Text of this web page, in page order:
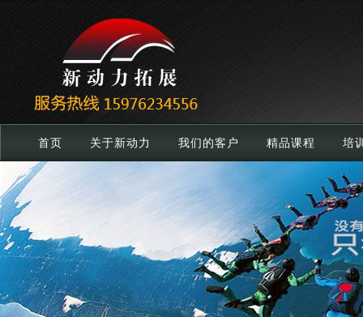
首页 关于新动力 我们的客户 精品课程 培